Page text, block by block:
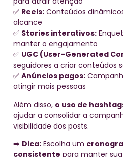
✅ Reels: Conteúdos
alcance
✅ Stories interativos:
manter o engajamento
✅ UGC (User-Generated
seguidores a criar conteúdos
✅ Anúncios pagos:
atingir mais pessoas
Além disso, o uso de
ajudar a consolidar a
visibilidade dos posts.
➡️ Dica: Escolha um
consistente para manter